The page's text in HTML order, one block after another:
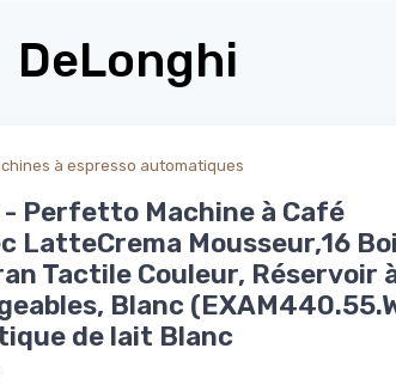
DeLonghi
à espresso automatiques
- Perfetto Machine à Café
LatteCrema Mousseur,16
Tactile Couleur, Réservoir
Blanc
de lait Blanc